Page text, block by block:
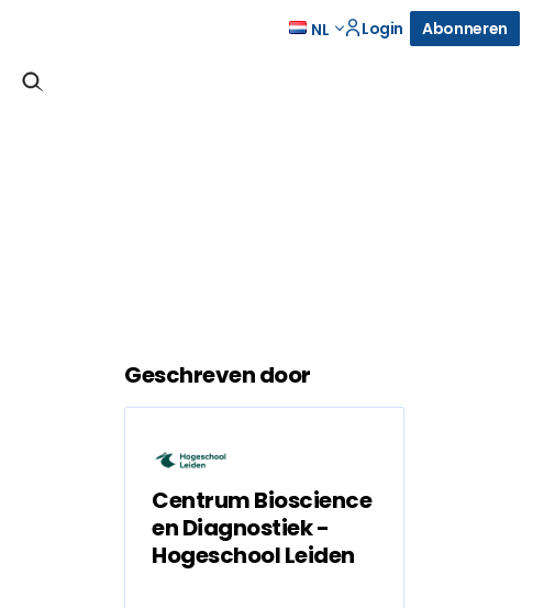
NL Login Abonneren
Geschreven door
Centrum Bioscience
en Diagnostiek -
Hogeschool Leiden